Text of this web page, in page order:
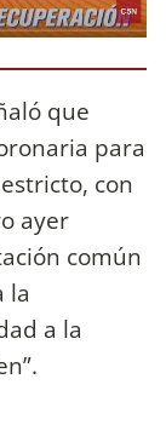
que
para
con
ayer
común
la
a la